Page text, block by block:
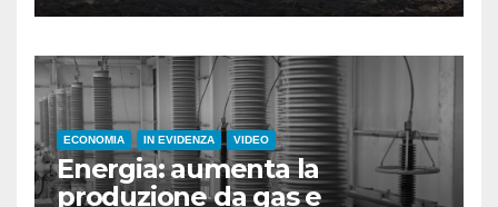
ECONOMIA IN EVIDENZA VIDEO
Energia: aumenta la
produzione da gas e